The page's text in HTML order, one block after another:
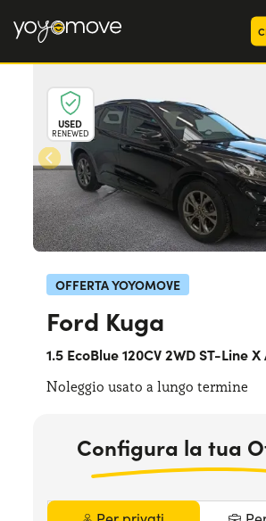
OFFERTE NOLEGGIOLUNGO
Privati
Aziende e P.IVA
OFFERTE NOLEGGIO
AUTO USATE
CHI SIAMO
La nostra storia
Lavora con noi
COME FUNZIONA
PERCHÉ CONVIENE
SCEGLI UN PAESE
USED
RENEWED
OFFERTA YOYOMOVE
Ford Kuga
1.5 EcoBlue 120CV 2WD ST-Line
Noleggio usato a lungo termine
Configura la tua